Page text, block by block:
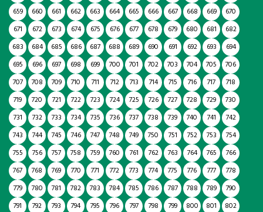
659
660 661 662 663 664 665 666 667 668 669
670
671
672 673 674 675 676 677 678 679 680 681
682
683
684 685 686 687 688 689 690 691 692 693
694
695
696 697 698 699 700 701 702 703 704 705
706
707
708 709 710 711 712 713 714 715 716 717
718
719
720 721 722 723 724 725 726 727 728 729
730
731
732 733 734 735 736 737 738 739 740 741
742
743
744 745 746 747 748 749 750 751 752 753
754
755
756 757 758 759 760 761 762 763 764 765
766
767
768 769 770 771 772 773 774 775 776 777
778
779
780 781 782 783 784 785 786 787 788 789
790
791
792 793 794 795 796 797 798 799 800 801
802